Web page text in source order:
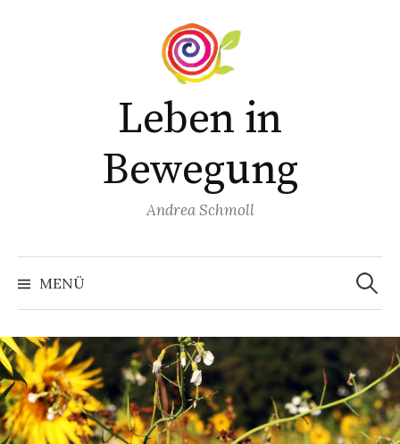
Leben in
Bewegung
Andrea Schmoll
MENÜ
Suchen
nach: